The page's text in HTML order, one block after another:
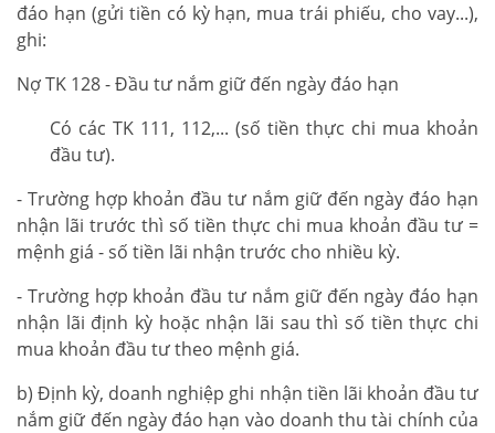
đáo hạn (gửi tiền có kỳ hạn, mua trái phiếu, cho vay...),
ghi:
Nợ TK 128 - Đầu tư nắm giữ đến ngày đáo hạn
Có các TK 111, 112,... (số tiền thực chi mua khoản
đầu tư).
- Trường hợp khoản đầu tư nắm giữ đến ngày đáo hạn
nhận lãi trước thì số tiền thực chi mua khoản đầu tư =
mệnh giá - số tiền lãi nhận trước cho nhiều kỳ.
- Trường hợp khoản đầu tư nắm giữ đến ngày đáo hạn
nhận lãi định kỳ hoặc nhận lãi sau thì số tiền thực chi
mua khoản đầu tư theo mệnh giá.
b) Định kỳ, doanh nghiệp ghi nhận tiền lãi khoản đầu tư
nắm giữ đến ngày đáo hạn vào doanh thu tài chính của